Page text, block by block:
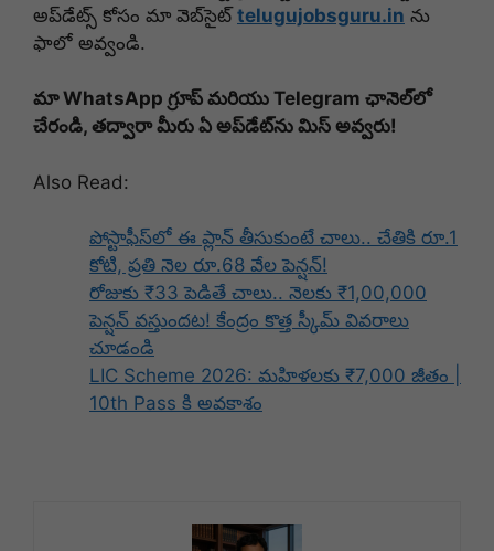
అప్‌డేట్స్ కోసం మా వెబ్‌సైట్telugujobsguru.in ను
ఫాలో అవ్వండి.
మా WhatsApp గ్రూప్ మరియు Telegram ఛానెల్‌లో
చేరండి, తద్వారా మీరు ఏ అప్‌డేట్‌ను మిస్ అవ్వరు!
Also Read:
పోస్టాఫీస్‌లో ఈ ప్లాన్ తీసుకుంటే చాలు.. చేతికి రూ.1
కోటి, ప్రతి నెల రూ.68 వేల పెన్షన్!
రోజుకు ₹33 పెడితే చాలు.. నెలకు ₹1,00,000
పెన్షన్ వస్తుందట! కేంద్రం కొత్త స్కీమ్ వివరాలు
చూడండి
LIC Scheme 2026: మహిళలకు ₹7,000 జీతం |
10th Pass కి అవకాశం